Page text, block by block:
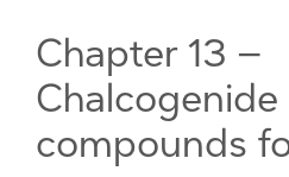
Chapter 13 –
Chalcogenide
compounds